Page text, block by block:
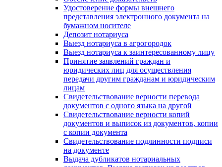
Удостоверение формы внешнего
представления электронного документа на
бумажном носителе
Депозит нотариуса
Выезд нотариуса в агрогородок
Выезд нотариуса к заинтересованному лицу
Принятие заявлений граждан и
юридических лиц для осуществления
передачи другим гражданам и юридическим
лицам
Свидетельствование верности перевода
документов с одного языка на другой
Свидетельствование верности копий
документов и выписок из документов, копии
с копии документа
Свидетельствование подлинности подписи
на документе
Выдача дубликатов нотариальных